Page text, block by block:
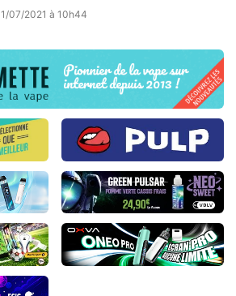
1/07/2021 à 10h44